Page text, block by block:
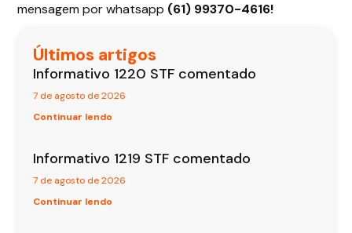
mensagem por whatsapp (61) 99370-4616!
Últimos artigos
Informativo 1220 STF comentado
7 de agosto de 2026
Continuar lendo
Informativo 1219 STF comentado
7 de agosto de 2026
Continuar lendo